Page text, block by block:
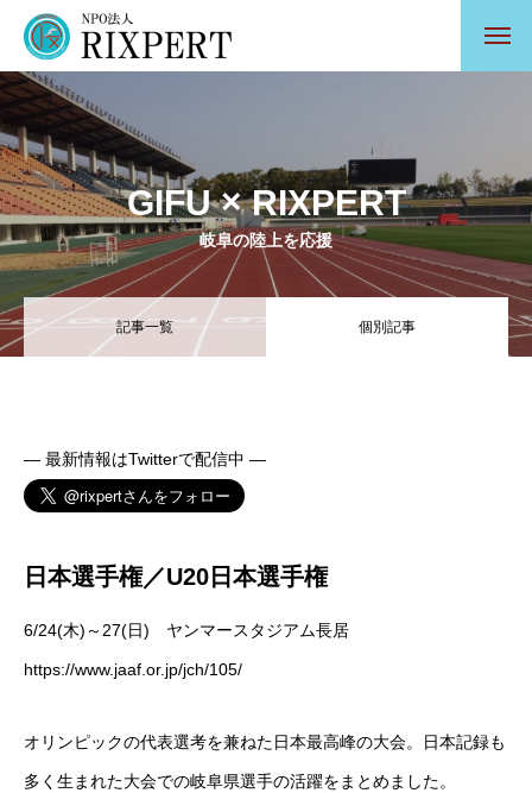
GIFU × RIXPERT
岐阜の陸上を応援
記事一覧 個別記事
— 最新情報はTwitterで配信中 —
日本選手権／U20日本選手権
6/24(木)～27(日) ヤンマースタジアム長居
https://www.jaaf.or.jp/jch/105/
オリンピックの代表選考を兼ねた日本最高峰の大会。日本記録も
多く生まれた大会での岐阜県選手の活躍をまとめました。